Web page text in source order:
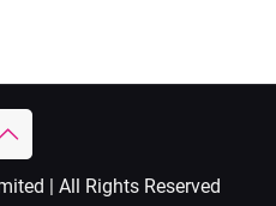
| All Rights Reserved